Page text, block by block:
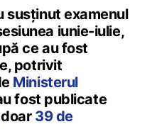
susținut examenul
iunie-iulie,
ce au fost
potrivit
Ministerul
fost publicate
39 de